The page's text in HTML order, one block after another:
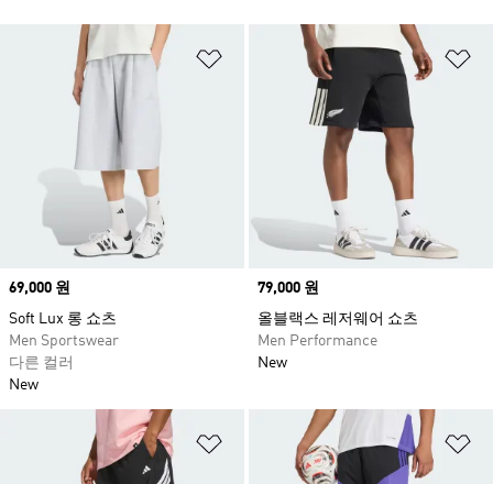
위시리스트 담기
Price
69,000 원
Soft Lux 롱 쇼츠
Men Sportswear
다른 컬러
New
Price
79,000 원
올블랙스 레저웨어 쇼츠
Men Performance
New
위시리스트 담기